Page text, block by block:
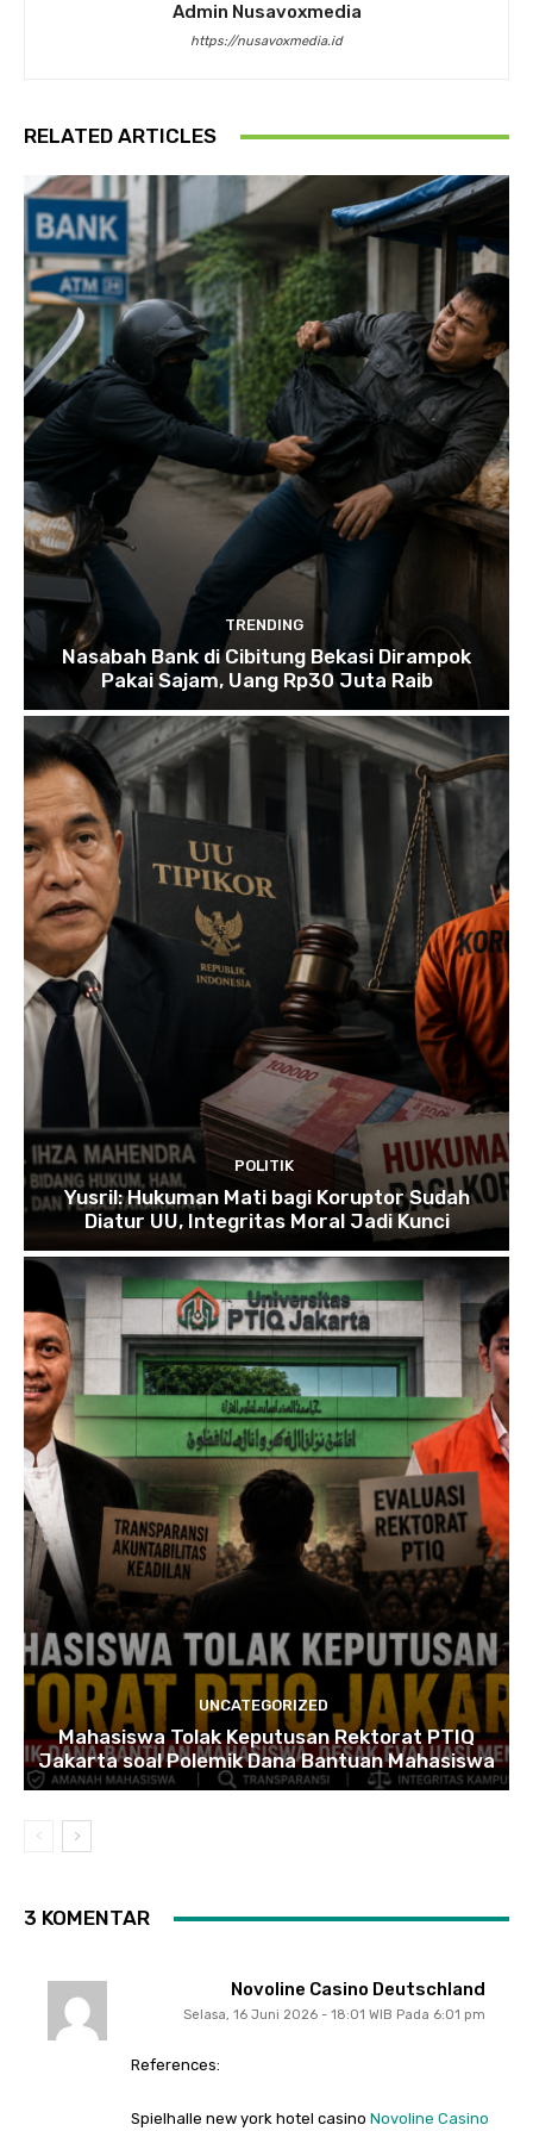
Admin Nusavoxmedia
https://nusavoxmedia.id
RELATED ARTICLES
TRENDING
Nasabah Bank di Cibitung Bekasi Dirampok
Pakai Sajam, Uang Rp30 Juta Raib
POLITIK
Yusril: Hukuman Mati bagi Koruptor Sudah
Diatur UU, Integritas Moral Jadi Kunci
UNCATEGORIZED
Mahasiswa Tolak Keputusan Rektorat PTIQ
Jakarta soal Polemik Dana Bantuan Mahasiswa
3 KOMENTAR
Novoline Casino Deutschland
Selasa, 16 Juni 2026 - 18:01 WIB Pada 6:01 pm
References:
Spielhalle new york hotel casino Novoline Casino